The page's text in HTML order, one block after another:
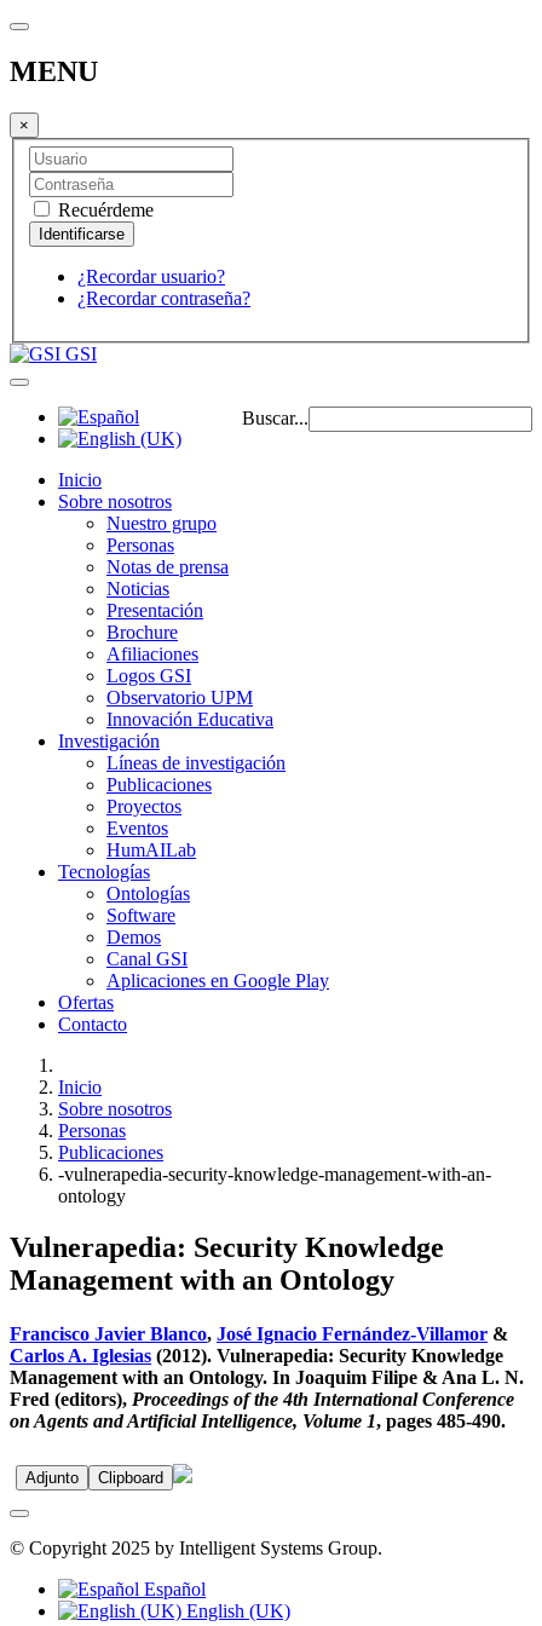
MENU
×
Recuérdeme
¿Recordar usuario?
¿Recordar contraseña?
GSI
Buscar...
Inicio
Sobre nosotros
Nuestro grupo
Personas
Notas de prensa
Noticias
Presentación
Brochure
Afiliaciones
Logos GSI
Observatorio UPM
Innovación Educativa
Investigación
Líneas de investigación
Publicaciones
Proyectos
Eventos
HumAILab
Tecnologías
Ontologías
Software
Demos
Canal GSI
Aplicaciones en Google Play
Ofertas
Contacto
Inicio
Sobre nosotros
Personas
Publicaciones
-vulnerapedia-security-knowledge-management-with-an-
ontology
Vulnerapedia: Security Knowledge
Management with an Ontology
Francisco Javier Blanco, José Ignacio Fernández-Villamor &
Carlos A. Iglesias (2012). Vulnerapedia: Security Knowledge
Management with an Ontology. In Joaquim Filipe & Ana L. N.
Fred (editors), Proceedings of the 4th International Conference
on Agents and Artificial Intelligence, Volume 1, pages 485-490.
Adjunto Clipboard
© Copyright 2025 by Intelligent Systems Group.
Español
English (UK)